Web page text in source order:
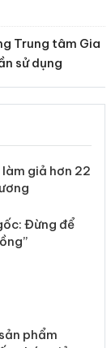
Trung tâm Gia
sử dụng
sở làm giả
Mường